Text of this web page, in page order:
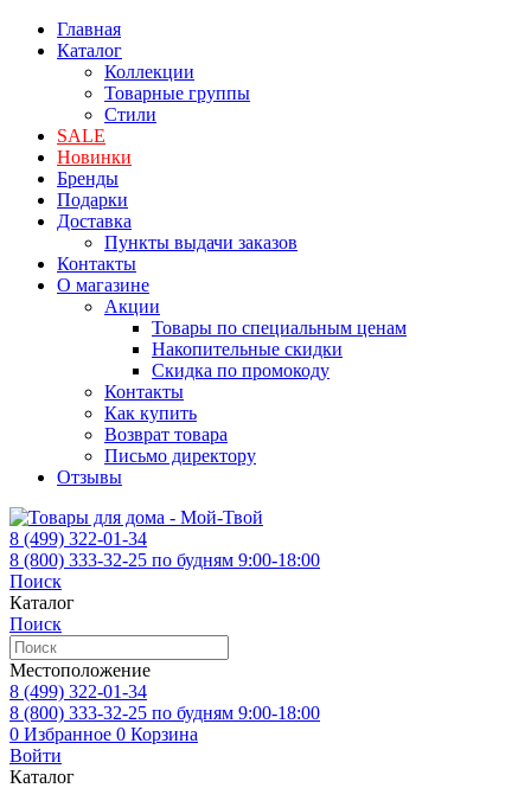
Главная
Каталог
Коллекции
Товарные группы
Стили
SALE
Новинки
Бренды
Подарки
Доставка
Пункты выдачи заказов
Контакты
О магазине
Акции
Товары по специальным ценам
Накопительные скидки
Скидка по промокоду
Контакты
Как купить
Возврат товара
Письмо директору
Отзывы
8 (499) 322-01-34
8 (800) 333-32-25 по будням 9:00-18:00
Поиск
Каталог
Поиск
Местоположение
8 (499) 322-01-34
8 (800) 333-32-25 по будням 9:00-18:00
0 Избранное 0 Корзина
Войти
Каталог